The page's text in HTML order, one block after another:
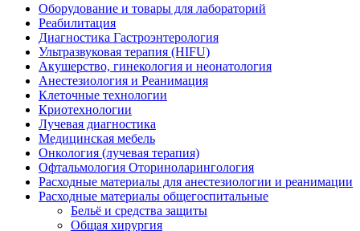
Оборудование и товары для лабораторий
Реабилитация
Диагностика Гастроэнтерология
Ультразвуковая терапия (HIFU)
Акушерство, гинекология и неонатология
Анестезиология и Реанимация
Клеточные технологии
Криотехнологии
Лучевая диагностика
Медицинская мебель
Онкология (лучевая терапия)
Офтальмология Оториноларингология
Расходные материалы для анестезиологии и реанимации
Расходные материалы общегоспитальные
Бельё и средства защиты
Общая хирургия